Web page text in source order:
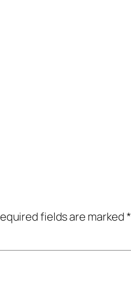
fields are marked*